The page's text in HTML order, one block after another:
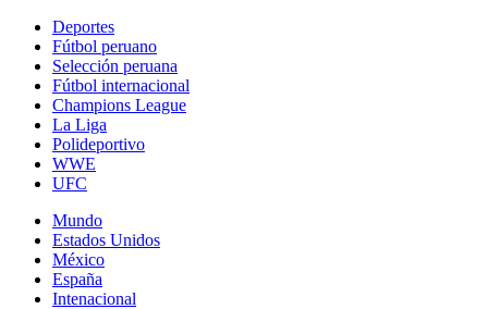
Deportes
Fútbol peruano
Selección peruana
Fútbol internacional
Champions League
La Liga
Polideportivo
WWE
UFC
Mundo
Estados Unidos
México
España
Intenacional